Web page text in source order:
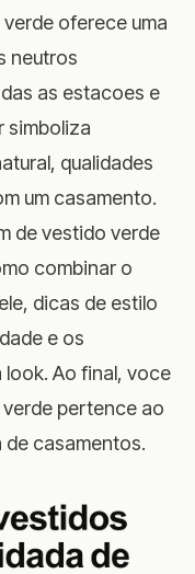
oferece uma
neutros
as estacoes e
simboliza
qualidades
um casamento.
de vestido verde
combinar o
dicas de estilo
e os
Ao final, voce
pertence ao
de casamentos.